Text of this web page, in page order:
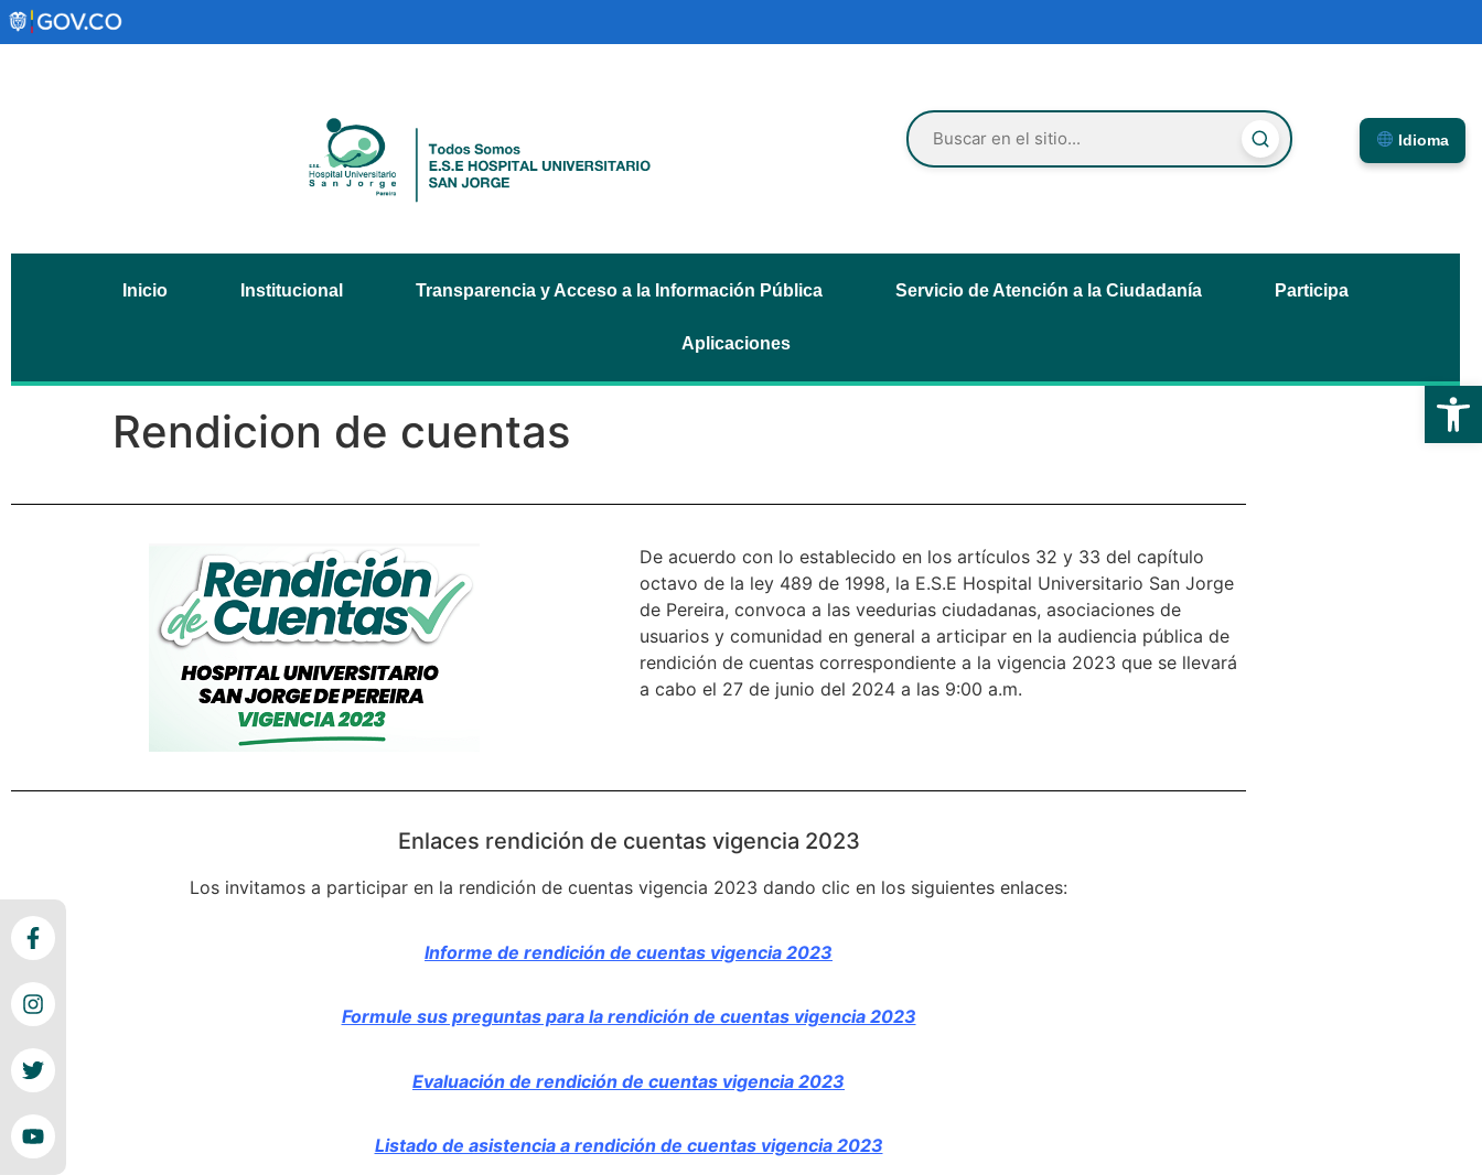
Abrir
Idioma
Inicio Institucional Transparencia y Acceso a la Información Pública Servicio de Atención a la Ciudadanía Participa
Aplicaciones
Rendicion de cuentas
De acuerdo con lo establecido en los artículos 32 y 33 del capítulo
octavo de la ley 489 de 1998, la E.S.E Hospital Universitario San Jorge
de Pereira, convoca a las veedurias ciudadanas, asociaciones de
usuarios y comunidad en general a articipar en la audiencia pública de
rendición de cuentas correspondiente a la vigencia 2023 que se llevará
a cabo el 27 de junio del 2024 a las 9:00 a.m.
Enlaces rendición de cuentas vigencia 2023
Los invitamos a participar en la rendición de cuentas vigencia 2023 dando clic en los siguientes enlaces:
Informe de rendición de cuentas vigencia 2023
Formule sus preguntas para la rendición de cuentas vigencia 2023
Evaluación de rendición de cuentas vigencia 2023
Listado de asistencia a rendición de cuentas vigencia 2023